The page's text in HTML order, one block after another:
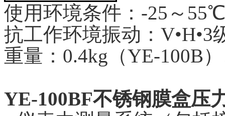
使用环境条件：-25～
抗工作环境振动：V•H•3
重量：0.4kg（YE-100B
YE-100BF不锈钢膜盒压